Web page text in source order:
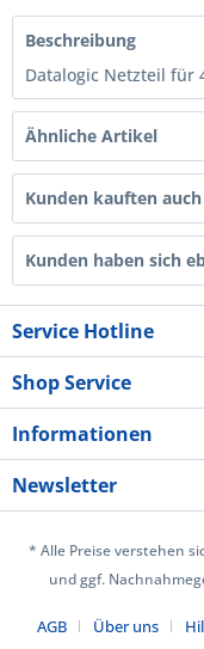
Beschreibung
Datalogic Netzteil für
Ähnliche Artikel
Kunden kauften auch
Kunden haben sich
Service Hotline
Shop Service
Informationen
Newsletter
* Alle Preise verstehen
und ggf.
AGB Über uns